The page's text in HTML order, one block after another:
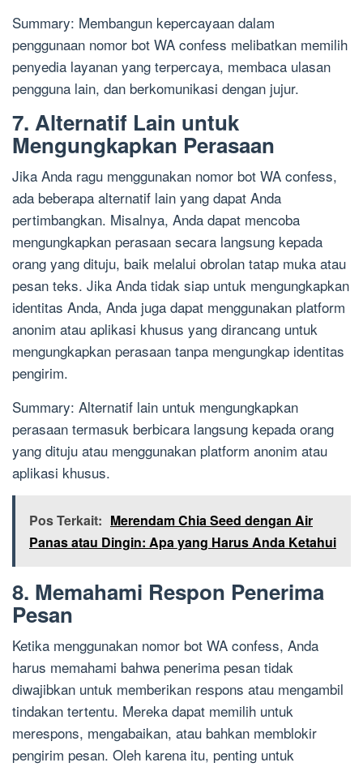
Summary: Membangun kepercayaan dalam
penggunaan nomor bot WA confess melibatkan memilih
penyedia layanan yang terpercaya, membaca ulasan
pengguna lain, dan berkomunikasi dengan jujur.
7. Alternatif Lain untuk
Mengungkapkan Perasaan
Jika Anda ragu menggunakan nomor bot WA confess,
ada beberapa alternatif lain yang dapat Anda
pertimbangkan. Misalnya, Anda dapat mencoba
mengungkapkan perasaan secara langsung kepada
orang yang dituju, baik melalui obrolan tatap muka atau
pesan teks. Jika Anda tidak siap untuk mengungkapkan
identitas Anda, Anda juga dapat menggunakan platform
anonim atau aplikasi khusus yang dirancang untuk
mengungkapkan perasaan tanpa mengungkap identitas
pengirim.
Summary: Alternatif lain untuk mengungkapkan
perasaan termasuk berbicara langsung kepada orang
yang dituju atau menggunakan platform anonim atau
aplikasi khusus.
Pos Terkait: Merendam Chia Seed dengan Air
Panas atau Dingin: Apa yang Harus Anda Ketahui
8. Memahami Respon Penerima
Pesan
Ketika menggunakan nomor bot WA confess, Anda
harus memahami bahwa penerima pesan tidak
diwajibkan untuk memberikan respons atau mengambil
tindakan tertentu. Mereka dapat memilih untuk
merespons, mengabaikan, atau bahkan memblokir
pengirim pesan. Oleh karena itu, penting untuk